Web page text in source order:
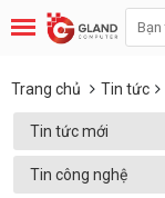
Trang chủ Tin tức
Tin tức mới
Tin công nghệ